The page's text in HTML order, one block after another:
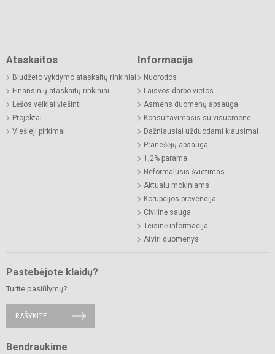
Ataskaitos
Biudžeto vykdymo ataskaitų rinkiniai
Finansinių ataskaitų rinkiniai
Lėšos veiklai viešinti
Projektai
Viešieji pirkimai
Informacija
Nuorodos
Laisvos darbo vietos
Asmens duomenų apsauga
Konsultavimasis su visuomene
Dažniausiai užduodami klausimai
Pranešėjų apsauga
1,2% parama
Neformalusis švietimas
Aktualu mokiniams
Korupcijos prevencija
Civilinė sauga
Teisinė informacija
Atviri duomenys
Pastebėjote klaidų?
Turite pasiūlymų?
RAŠYKITE
Bendraukime